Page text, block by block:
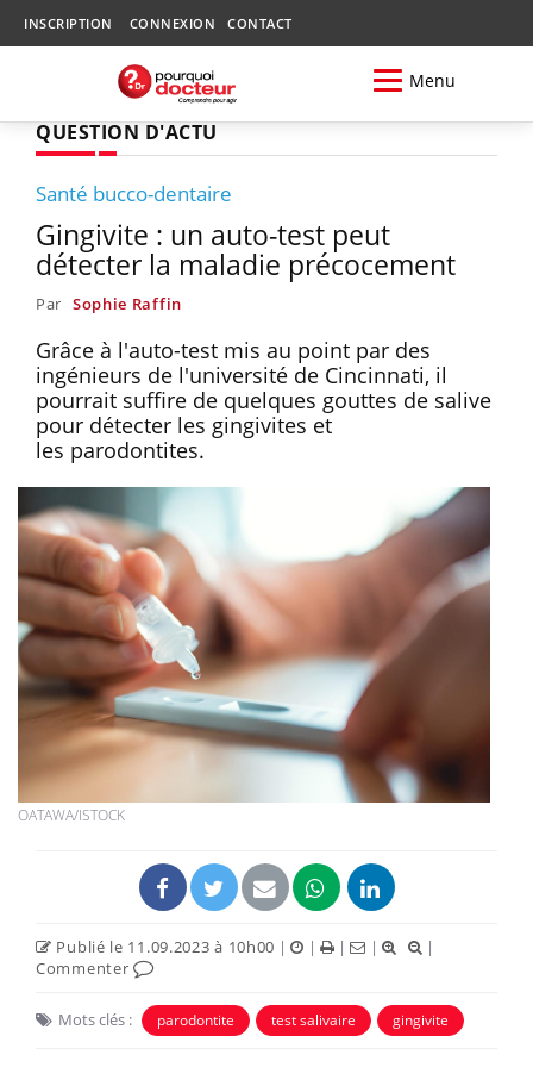
INSCRIPTION CONNEXION CONTACT
Menu
QUESTION D'ACTU
Santé bucco-dentaire
Gingivite : un auto-test peut
détecter la maladie précocement
Par Sophie Raffin
Grâce à l'auto-test mis au point par des
ingénieurs de l'université de Cincinnati, il
pourrait suffire de quelques gouttes de salive
pour détecter les gingivites et
les parodontites.
OATAWA/ISTOCK
Publié le 11.09.2023 à 10h00 | | | |
|
Commenter
Mots clés : parodontite test salivaire gingivite